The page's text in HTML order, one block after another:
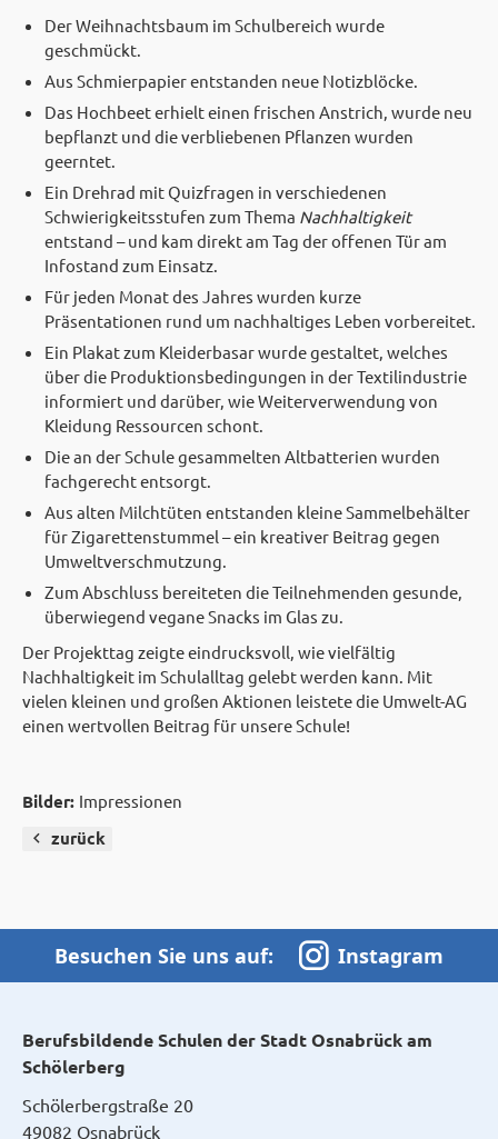
Der Weihnachtsbaum im Schulbereich wurde
geschmückt.
Aus Schmierpapier entstanden neue Notizblöcke.
Das Hochbeet erhielt einen frischen Anstrich, wurde neu
bepflanzt und die verbliebenen Pflanzen wurden
geerntet.
Ein Drehrad mit Quizfragen in verschiedenen
Schwierigkeitsstufen zum Thema Nachhaltigkeit
entstand – und kam direkt am Tag der offenen Tür am
Infostand zum Einsatz.
Für jeden Monat des Jahres wurden kurze
Präsentationen rund um nachhaltiges Leben vorbereitet.
Ein Plakat zum Kleiderbasar wurde gestaltet, welches
über die Produktionsbedingungen in der Textilindustrie
informiert und darüber, wie Weiterverwendung von
Kleidung Ressourcen schont.
Die an der Schule gesammelten Altbatterien wurden
fachgerecht entsorgt.
Aus alten Milchtüten entstanden kleine Sammelbehälter
für Zigarettenstummel – ein kreativer Beitrag gegen
Umweltverschmutzung.
Zum Abschluss bereiteten die Teilnehmenden gesunde,
überwiegend vegane Snacks im Glas zu.
Der Projekttag zeigte eindrucksvoll, wie vielfältig
Nachhaltigkeit im Schulalltag gelebt werden kann. Mit
vielen kleinen und großen Aktionen leistete die Umwelt-AG
einen wertvollen Beitrag für unsere Schule!
Bilder: Impressionen
zurück
Besuchen Sie uns auf: Instagram
Berufsbildende Schulen der Stadt Osnabrück am
Schölerberg
Schölerbergstraße 20
49082 Osnabrück